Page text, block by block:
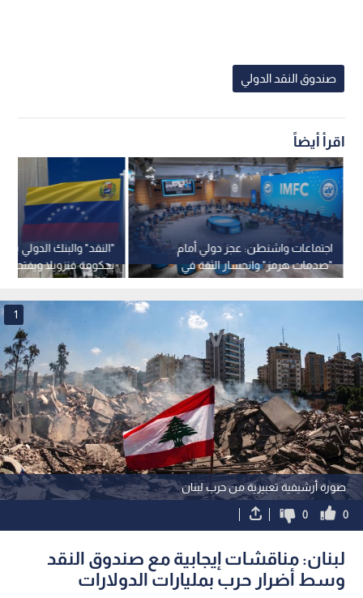
صندوق النقد الدولي
اقرأ أيضاً
"النقد" والبنك الدولي
بحكومة فنزويلا ويفتحان
المالي
اجتماعات واشنطن: عجز دولي أمام
"صدمات هرمز" وانحسار الثقة في
القيادة الأمريكية
صورة أرشيفية تعبيرية من حرب لبنان
1
0
0
لبنان: مناقشات إيجابية مع صندوق النقد
وسط أضرار حرب بمليارات الدولارات